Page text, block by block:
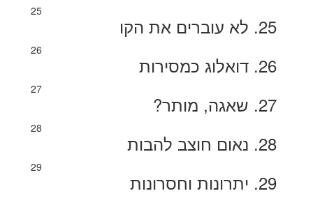
25
25. לא עוברים את הקו
26
26. דואלוג כמסירות
27
27. שאגה, מותר?
28
28. נאום חוצב להבות
29
29. יתרונות וחסרונות